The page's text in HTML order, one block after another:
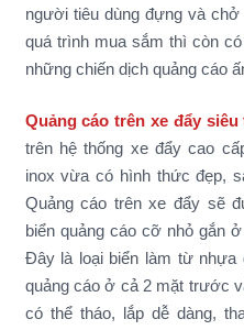
người tiêu dùng đựng và
quá trình mua sắm thì còn
những chiến dịch quảng cáo
Quảng cáo trên xe đẩy
trên hệ thống xe đẩy cao
inox vừa có hình thức đẹp,
Quảng cáo trên xe đẩy sẽ
biển quảng cáo cỡ nhỏ gắn
Đây là loại biển làm từ nhựa
quảng cáo ở cả 2 mặt trước
có thể tháo, lắp dễ dàng,